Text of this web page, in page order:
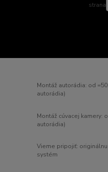
strana
Montáž autorádia: od
autorádia)
Montáž cúvacej kamery:
autorádia)
Vieme pripojiť:
systém